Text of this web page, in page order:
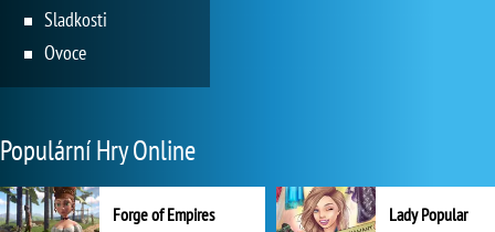
Sladkosti
Ovoce
Populární Hry Online
Forge of Empires Lady Popular